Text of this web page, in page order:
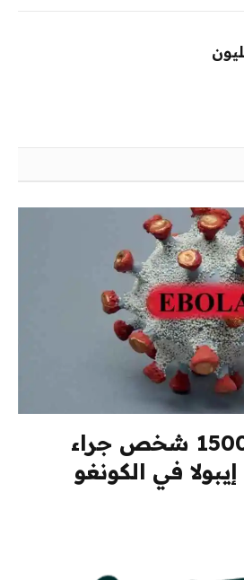
وفاة أكثر من 1500 شخص جراء
في الكونغو